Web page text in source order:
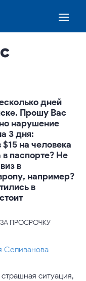
дней
Прошу Вас
нарушение
3 дня:
на человека
в паспорте? Не
в
например?
в
ПРОСРОЧКУ
Селиванова
ситуация,